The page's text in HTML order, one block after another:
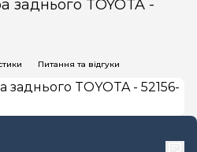
TOYOTA -
Питання та відгуки